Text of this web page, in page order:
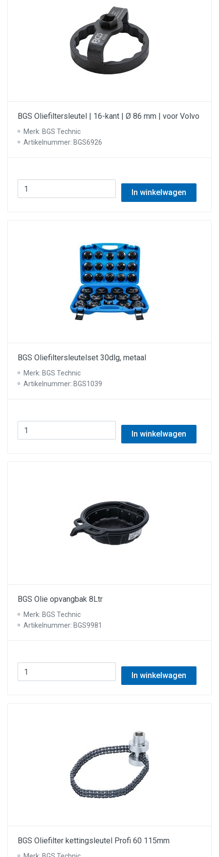
BGS Oliefiltersleutel | 16-kant | Ø 86 mm | voor Volvo
Merk: BGS Technic
Artikelnummer: BGS6926
In winkelwagen
BGS Oliefiltersleutelset 30dlg, metaal
Merk: BGS Technic
Artikelnummer: BGS1039
In winkelwagen
BGS Olie opvangbak 8Ltr
Merk: BGS Technic
Artikelnummer: BGS9981
In winkelwagen
BGS Oliefilter kettingsleutel Profi 60 115mm